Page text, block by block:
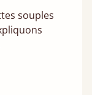
souples